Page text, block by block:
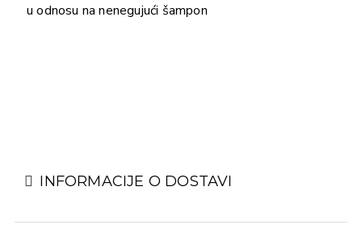
u odnosu na nenegujući šampon
INFORMACIJE O DOSTAVI